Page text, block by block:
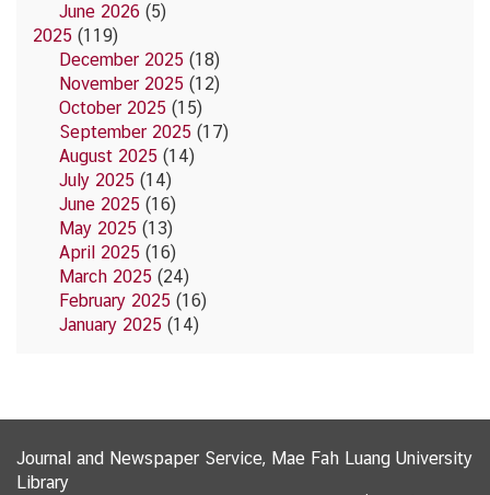
June 2026 (5)
2025 (119)
December 2025 (18)
November 2025 (12)
October 2025 (15)
September 2025 (17)
August 2025 (14)
July 2025 (14)
June 2025 (16)
May 2025 (13)
April 2025 (16)
March 2025 (24)
February 2025 (16)
January 2025 (14)
Journal and Newspaper Service, Mae Fah Luang University
Library